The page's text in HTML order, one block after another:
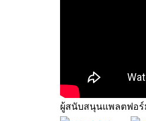
ผู้สนับสนุนแพลตฟอ